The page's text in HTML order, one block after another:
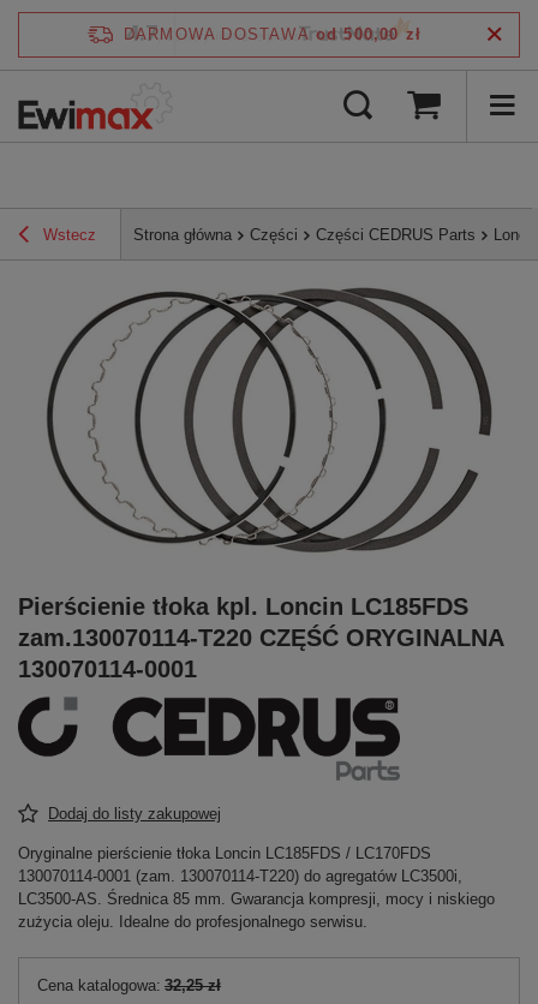
DARMOWA DOSTAWA od 500,00 zł
Wstecz Strona główna Części Części CEDRUS Parts Loncin
Pierścienie tłoka kpl. Loncin LC185FDS
zam.130070114-T220 CZĘŚĆ ORYGINALNA
130070114-0001
Dodaj do listy zakupowej
Oryginalne pierścienie tłoka Loncin LC185FDS / LC170FDS
130070114‑0001 (zam. 130070114‑T220) do agregatów LC3500i,
LC3500‑AS. Średnica 85 mm. Gwarancja kompresji, mocy i niskiego
zużycia oleju. Idealne do profesjonalnego serwisu.
Cena katalogowa: 32,25 zł
4.7/5 zweryfikowane przez